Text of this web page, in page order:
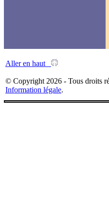
Aller en haut
© Copyright 2026 - Tous droits
Information légale.